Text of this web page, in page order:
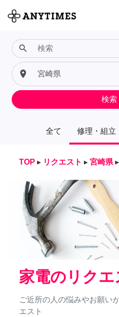
全て 修理・組立
search
place
検索
TOP ▸ リクエスト ▸ 宮崎県 ▸
家電のリクエ
ご近所の人の悩みやお願い
エスト